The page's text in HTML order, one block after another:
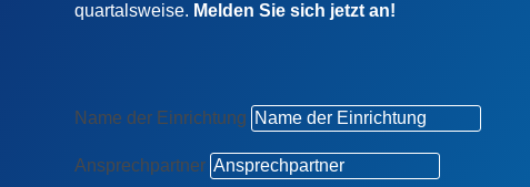
quartalsweise. Melden Sie sich jetzt an!
Name der Einrichtung
Ansprechpartner